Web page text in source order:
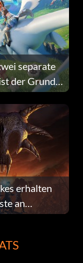
separate
der Grund
erhalten
an